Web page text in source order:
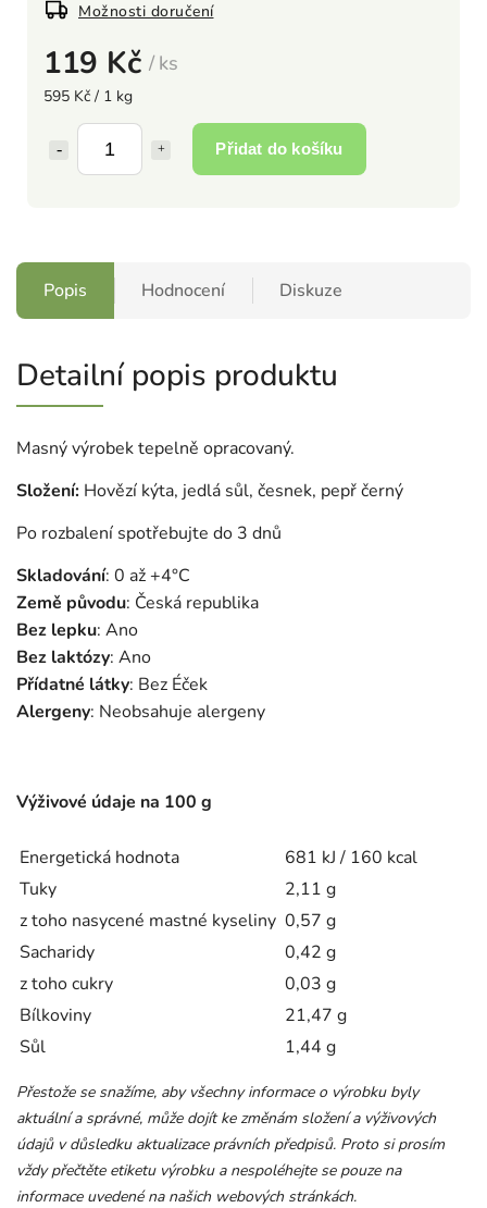
119 Kč / ks
595 Kč / 1 kg
Přidat do košíku
Možnosti doručení
Popis Hodnocení Diskuze
Detailní popis produktu
Masný výrobek tepelně opracovaný.
Složení: Hovězí kýta, jedlá sůl, česnek, pepř černý
Po rozbalení spotřebujte do 3 dnů
Skladování: 0 až +4°C
Země původu: Česká republika
Bez lepku: Ano
Bez laktózy: Ano
Přídatné látky: Bez Éček
Alergeny: Neobsahuje alergeny
Výživové údaje na 100 g
Energetická hodnota
681 kJ / 160 kcal
Tuky
2,11 g
z toho nasycené mastné kyseliny 0,57 g
Sacharidy
0,42 g
z toho cukry
0,03 g
Bílkoviny
21,47 g
Sůl
1,44 g
Přestože se snažíme, aby všechny informace o výrobku byly
aktuální a správné, může dojít ke změnám složení a výživových
údajů v důsledku aktualizace právních předpisů. Proto si prosím
vždy přečtěte etiketu výrobku a nespoléhejte se pouze na
informace uvedené na našich webových stránkách.